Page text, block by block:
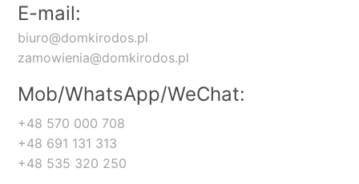
E-mail:
biuro@domkirodos.pl
zamowienia@domkirodos.pl
Mob/WhatsApp/WeChat:
+48 570 000 708
+48 691 131 313
+48 535 320 250